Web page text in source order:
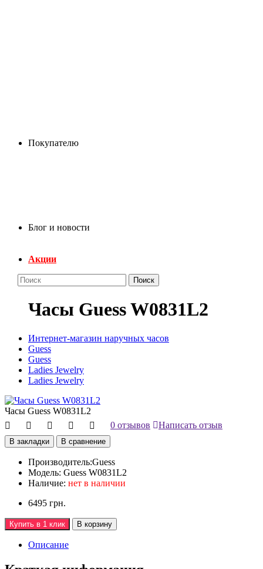
Покупателю
Блог и новости
Акции
Поиск
Часы Guess W0831L2
Интернет-магазин наручных часов
Guess
Guess
Ladies Jewelry
Ladies Jewelry
Часы Guess W0831L2
0 отзывов
Написать отзыв
В закладки В сравнение
Производитель:Guess
Модель: Guess W0831L2
Наличие: нет в наличии
6495 грн.
Купить в 1 клик В корзину
Описание